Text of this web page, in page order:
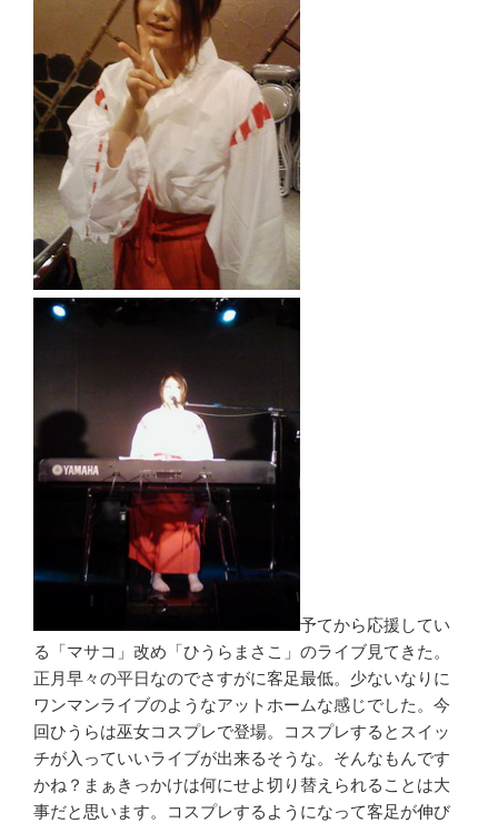
予てから応援してい
る「マサコ」改め「ひうらまさこ」のライブ見てきた。
正月早々の平日なのでさすがに客足最低。少ないなりに
ワンマンライブのようなアットホームな感じでした。今
回ひうらは巫女コスプレで登場。コスプレするとスイッ
チが入っていいライブが出来るそうな。そんなもんです
かね？まぁきっかけは何にせよ切り替えられることは大
事だと思います。コスプレするようになって客足が伸び